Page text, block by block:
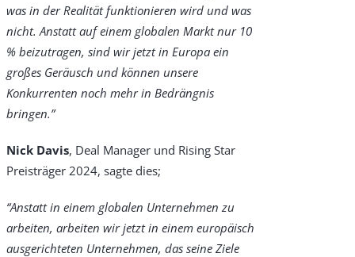
was in der Realität funktionieren wird und was
nicht. Anstatt auf einem globalen Markt nur 10
% beizutragen, sind wir jetzt in Europa ein
großes Geräusch und können unsere
Konkurrenten noch mehr in Bedrängnis
bringen.”
Nick Davis, Deal Manager und Rising Star
Preisträger 2024, sagte dies;
“Anstatt in einem globalen Unternehmen zu
arbeiten, arbeiten wir jetzt in einem europäisch
ausgerichteten Unternehmen, das seine Ziele